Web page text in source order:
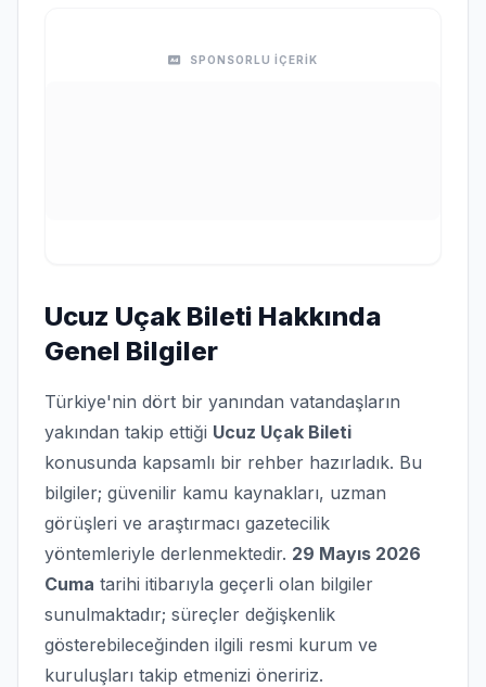
SPONSORLU İÇERİK
Ucuz Uçak Bileti Hakkında
Genel Bilgiler
Türkiye'nin dört bir yanından vatandaşların
yakından takip ettiği Ucuz Uçak Bileti
konusunda kapsamlı bir rehber hazırladık. Bu
bilgiler; güvenilir kamu kaynakları, uzman
görüşleri ve araştırmacı gazetecilik
yöntemleriyle derlenmektedir. 29 Mayıs 2026
Cuma tarihi itibarıyla geçerli olan bilgiler
sunulmaktadır; süreçler değişkenlik
gösterebileceğinden ilgili resmi kurum ve
kuruluşları takip etmenizi öneririz.